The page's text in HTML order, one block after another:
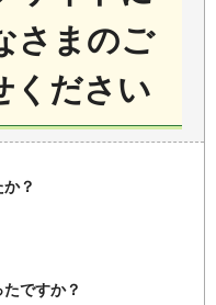
さまのご
ください
？
ですか？